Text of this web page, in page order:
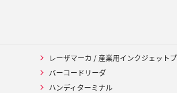
レーザマーカ / 産業用インクジェット
バーコードリーダ
ハンディターミナル